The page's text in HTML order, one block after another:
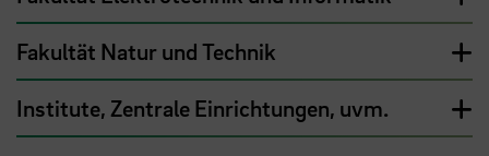
Fakultät Natur und Technik
Institute, Zentrale Einrichtungen, uvm.